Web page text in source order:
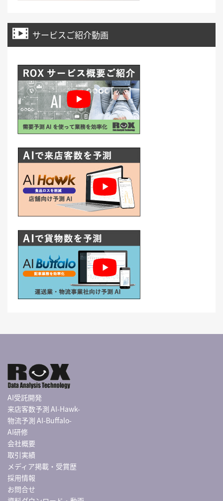
サービスご紹介動画
AI受託開発
来店客数予測 AI-Hawk-
物流予測 AI-Buffalo-
AI研修
会社概要
取引実績
メディア掲載・受賞歴
採用情報
お問合せ